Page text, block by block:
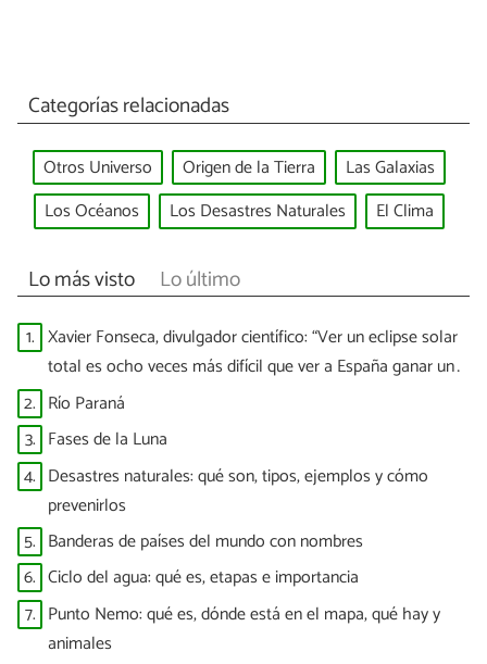
Categorías relacionadas
Otros Universo Origen de la Tierra
Las Galaxias
Los Océanos
Los Desastres Naturales El Clima
Lo más visto Lo último
1. Xavier Fonseca, divulgador científico: “Ver un eclipse solar
total es ocho veces más difícil que ver a España ganar un
Mundial”
2. Río Paraná
3. Fases de la Luna
4. Desastres naturales: qué son, tipos, ejemplos y cómo
prevenirlos
5. Banderas de países del mundo con nombres
6. Ciclo del agua: qué es, etapas e importancia
7. Punto Nemo: qué es, dónde está en el mapa, qué hay y
animales